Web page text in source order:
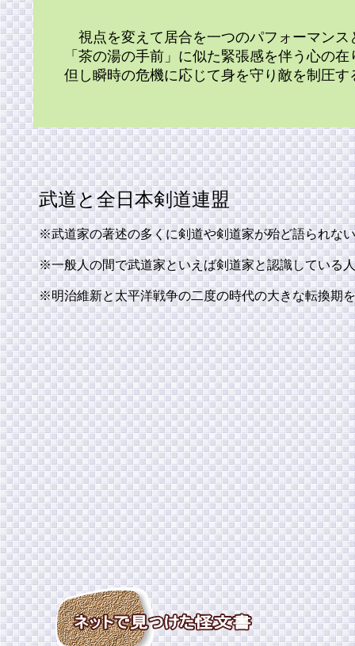
武道と全日本剣道連盟
※武道家の著述の多くに剣道や剣道家が殆ど語られな
※一般人の間で武道家といえば剣道家と認識している
※明治維新と太平洋戦争の二度の時代の大きな転換期
視点を変えて居合を一つのパフォーマンス
「茶の湯の手前」に似た緊張感を伴う心の
但し瞬時の危機に応じて身を守り敵を制圧す